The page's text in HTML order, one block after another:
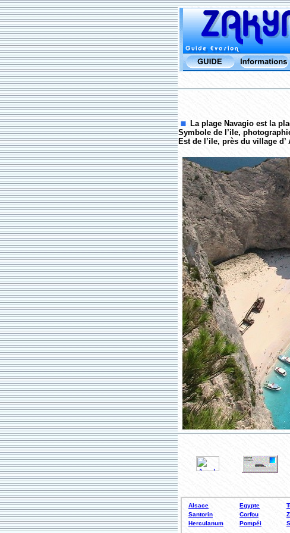
La plage Navagio est la
Symbole de l’ile,
Est de l’ile, près du village d’
Alsace Egypte
Santorin
Corfou
Herculanum
Pompéi